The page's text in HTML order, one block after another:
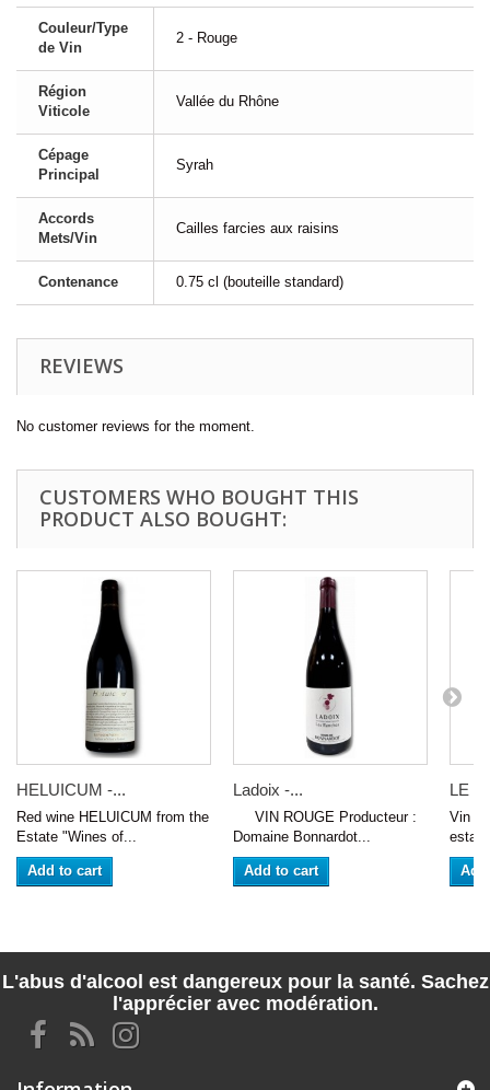
Couleur/Type
de Vin
2 - Rouge
Région
Viticole
Vallée du Rhône
Cépage
Principal
Syrah
Accords
Mets/Vin
Cailles farcies aux raisins
Contenance 0.75 cl (bouteille standard)
REVIEWS
No customer reviews for the moment.
CUSTOMERS WHO BOUGHT THIS
PRODUCT ALSO BOUGHT:
HELUICUM -...
Red wine HELUICUM from the
Estate "Wines of...
Add to cart
Ladoix -...
VIN ROUGE Producteur :
Domaine Bonnardot...
Add to cart
LE
Vin
L'abus d'alcool est dangereux pour la santé. Sachez
l'apprécier avec modération.